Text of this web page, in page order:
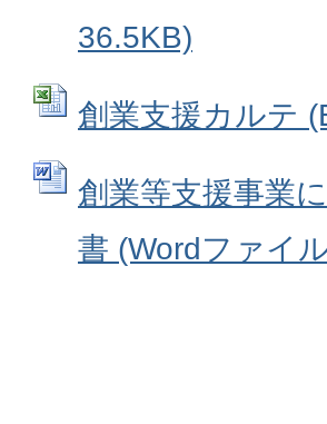
36.5KB)
創業支援カルテ
創業等支援事業
書 (Wordファイ